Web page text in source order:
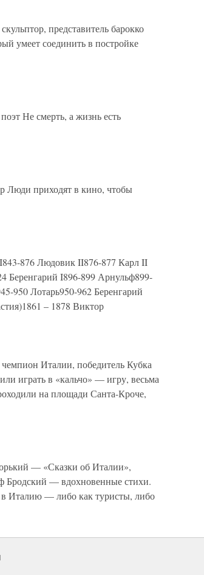
представитель барокко
умеет соединить в постройке
Не смерть, а жизнь есть
Люди приходят в кино, чтобы
876 Людовик II876-877 Карл II
Беренгарий I896-899 Арнульф899-
950 Лотарь950-962 Беренгарий
– 1878 Виктор
Италии, победитель Кубка
играть в «кальчо» — игру, весьма
на площади Санта-Кроче,
— «Сказки об Италии»,
Бродский — вдохновенные стихи.
в Италию — либо как туристы, либо